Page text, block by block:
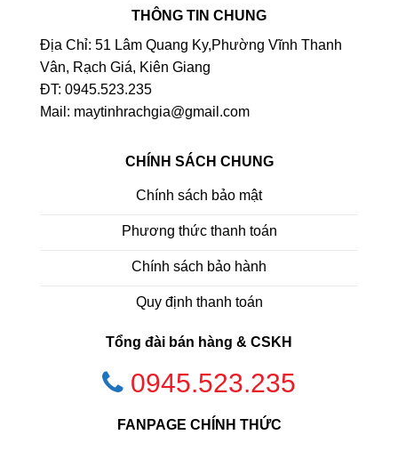
THÔNG TIN CHUNG
Địa Chỉ: 51 Lâm Quang Ky,Phường Vĩnh Thanh
Vân, Rạch Giá, Kiên Giang
ĐT: 0945.523.235
Mail: maytinhrachgia@gmail.com
CHÍNH SÁCH CHUNG
Chính sách bảo mật
Phương thức thanh toán
Chính sách bảo hành
Quy định thanh toán
Tổng đài bán hàng & CSKH
0945.523.235
FANPAGE CHÍNH THỨC